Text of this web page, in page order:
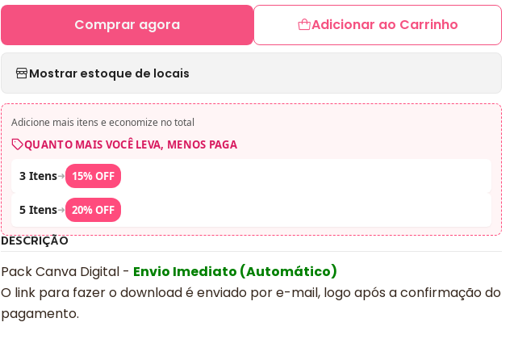
Adicionar ao Carrinho
Comprar agora
Mostrar estoque de locais
Adicione mais itens e economize no total
QUANTO MAIS VOCÊ LEVA, MENOS PAGA
3 Itens➜ 15% OFF
5 Itens➜ 20% OFF
DESCRIÇÃO
Pack Canva Digital - Envio Imediato (Automático)
O link para fazer o download é enviado por e-mail, logo após a confirmação do
pagamento.